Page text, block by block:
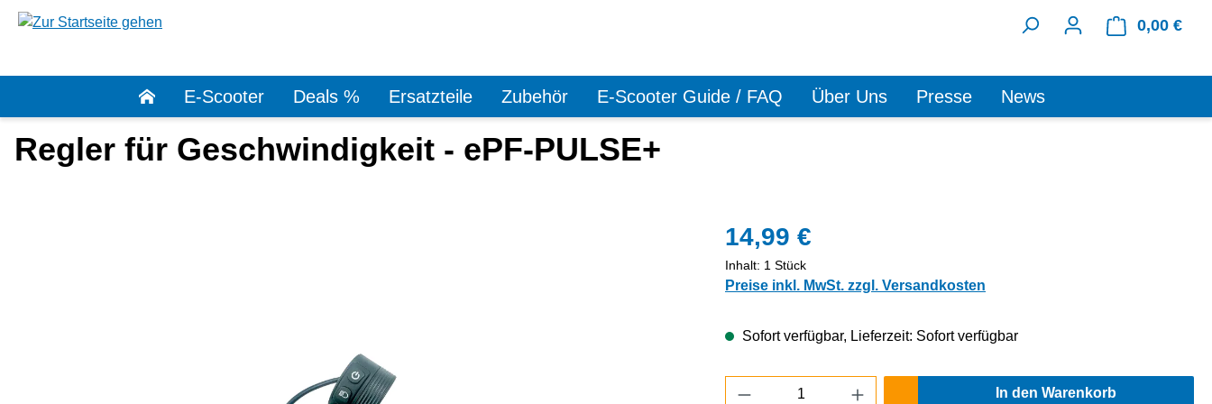
Zur Hauptnavigation springen 0,00 €
E-Scooter Deals % Ersatzteile Zubehör E-Scooter Guide / FAQ Über Uns Presse News
Regler für Geschwindigkeit - ePF-PULSE+
14,99 €
Inhalt: 1 Stück
Preise inkl. MwSt. zzgl. Versandkosten
Sofort verfügbar, Lieferzeit: Sofort verfügbar
Produkt Anzahl: Gib den gewünschten Wert ein
In den Warenkorb